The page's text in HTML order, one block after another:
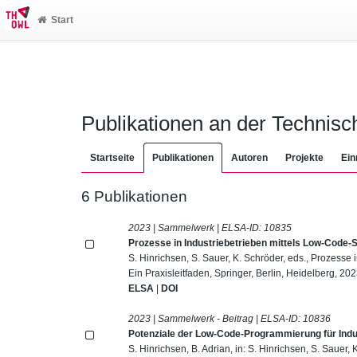
Start
Publikationen an der
Startseite Publikationen Autoren Projekte
6 Publikationen
2023 | Sammelwerk | ELSA-ID: 10835
Prozesse in Industriebetrieben mittels Low-
S. Hinrichsen, S. Sauer, K. Schröder, eds.,
Ein Praxisleitfaden, Springer, Berlin, Heidelberg,
ELSA |DOI
2023 | Sammelwerk - Beitrag | ELSA-ID: 10836
Potenziale der Low-Code-Programmierung für
S. Hinrichsen, B. Adrian, in: S. Hinrichsen, S.